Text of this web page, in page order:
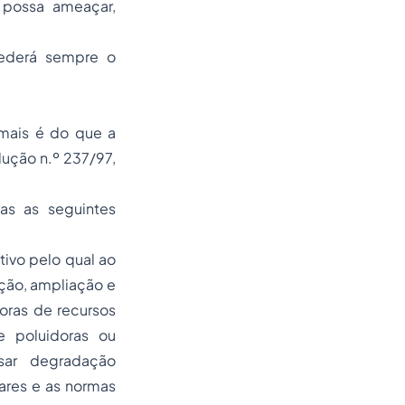
ameaçar,
sempre o
é do que a
n.º 237/97,
as seguintes
pelo qual ao
ampliação e
de recursos
poluidoras ou
degradação
e as normas